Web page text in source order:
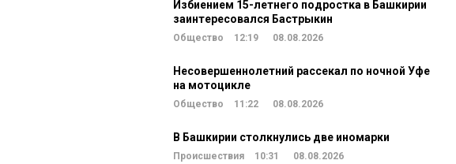
Избиением 15-летнего подростка в Башкирии
заинтересовался Бастрыкин
Общество 12:19 08.08.2026
Несовершеннолетний рассекал по ночной Уфе
на мотоцикле
Общество 11:22 08.08.2026
В Башкирии столкнулись две иномарки
Происшествия 10:31 08.08.2026